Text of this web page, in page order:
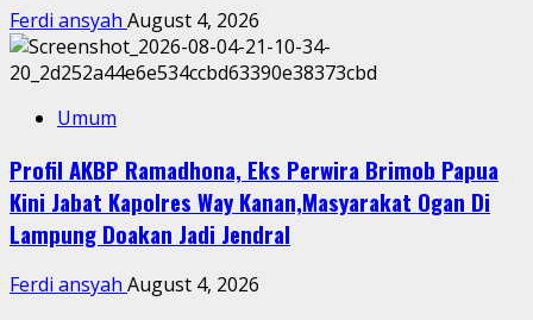
Ferdi ansyah August 4, 2026
Umum
Profil AKBP Ramadhona, Eks Perwira Brimob Papua
Kini Jabat Kapolres Way Kanan,Masyarakat Ogan Di
Lampung Doakan Jadi Jendral
Ferdi ansyah August 4, 2026